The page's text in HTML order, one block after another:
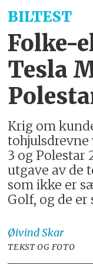
BILTEST
Folke-
Tesla
Krig om
tohjulsdrevne
3 og Polestar
utgave av de
som ikke er
Golf, og de
ØivindSkar
TEKST OG FOTO